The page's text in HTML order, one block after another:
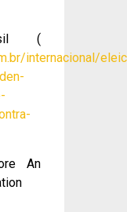
(
internacional/
An